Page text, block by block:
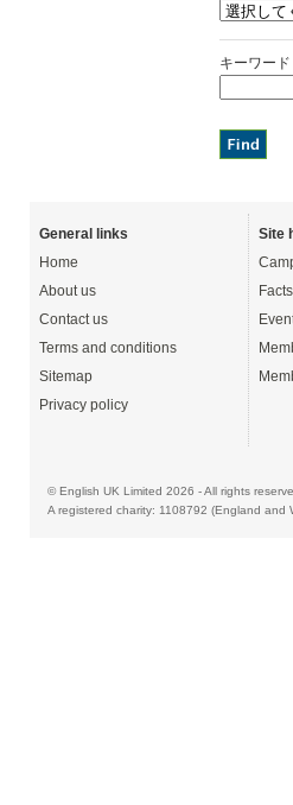
キーワード
General links
Home
About us
Contact us
Terms and conditions
Sitemap
Privacy policy
Site
© English UK Limited 2026 - All rights
A registered charity: 1108792 (England and